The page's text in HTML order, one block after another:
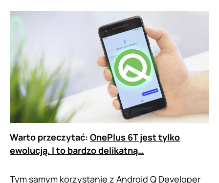
Warto przeczytać: OnePlus 6T jest tylko
ewolucją. I to bardzo delikatną…
Tym samym korzystanie z Android Q Developer